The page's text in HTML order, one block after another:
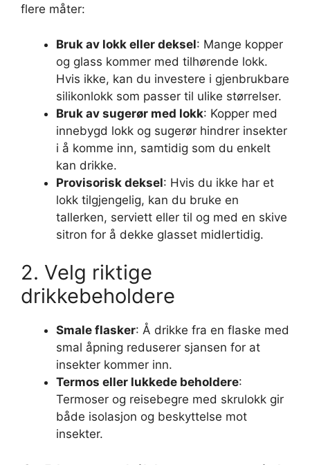
flere måter:
Bruk av lokk eller deksel: Mange kopper
og glass kommer med tilhørende lokk.
Hvis ikke, kan du investere i gjenbrukbare
silikonlokk som passer til ulike størrelser.
Bruk av sugerør med lokk: Kopper med
innebygd lokk og sugerør hindrer insekter
i å komme inn, samtidig som du enkelt
kan drikke.
Provisorisk deksel: Hvis du ikke har et
lokk tilgjengelig, kan du bruke en
tallerken, serviett eller til og med en skive
sitron for å dekke glasset midlertidig.
2. Velg riktige
drikkebeholdere
Smale flasker: Å drikke fra en flaske med
smal åpning reduserer sjansen for at
insekter kommer inn.
Termos eller lukkede beholdere:
Termoser og reisebegre med skrulokk gir
både isolasjon og beskyttelse mot
insekter.